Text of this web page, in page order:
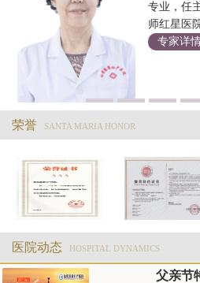
专业，任
师红星医
专家详
荣誉 SANTA MARIA HONOR
医院动态 HOSPITAL DYNAMICS
父亲节